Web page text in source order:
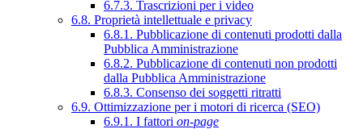
6.7.3. Trascrizioni per i video
6.8. Proprietà intellettuale e privacy
6.8.1. Pubblicazione di contenuti prodotti dalla
Pubblica Amministrazione
6.8.2. Pubblicazione di contenuti non prodotti
dalla Pubblica Amministrazione
6.8.3. Consenso dei soggetti ritratti
6.9. Ottimizzazione per i motori di ricerca (SEO)
6.9.1. I fattori on-page